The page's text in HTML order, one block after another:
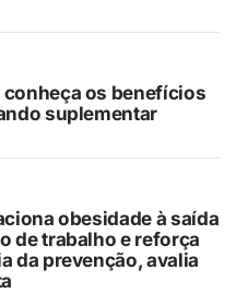
os benefícios
suplementar
obesidade à saída
de trabalho e reforça
da prevenção, avalia